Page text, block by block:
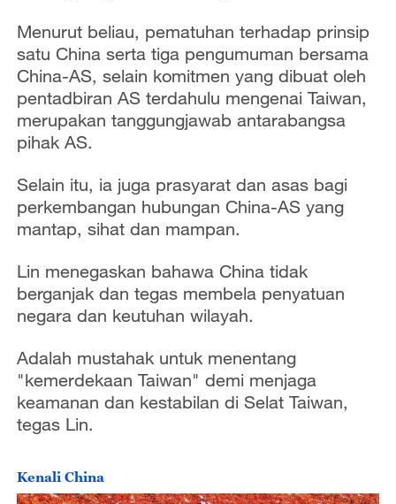
Menurut beliau, pematuhan terhadap prinsip
satu China serta tiga pengumuman bersama
China-AS, selain komitmen yang dibuat oleh
pentadbiran AS terdahulu mengenai Taiwan,
merupakan tanggungjawab antarabangsa
pihak AS.
Selain itu, ia juga prasyarat dan asas bagi
perkembangan hubungan China-AS yang
mantap, sihat dan mampan.
Lin menegaskan bahawa China tidak
berganjak dan tegas membela penyatuan
negara dan keutuhan wilayah.
Adalah mustahak untuk menentang
"kemerdekaan Taiwan" demi menjaga
keamanan dan kestabilan di Selat Taiwan,
tegas Lin.
Kenali China